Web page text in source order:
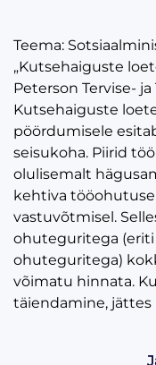
Teema:
„Kutsehaiguste
Peterson Tervise- ja
Kutsehaiguste
pöördumisele
seisukoha. Piirid
olulisemalt
kehtiva
vastuvõtmisel.
ohuteguritega
ohuteguritega)
võimatu hinnata.
täiendamine, jättes